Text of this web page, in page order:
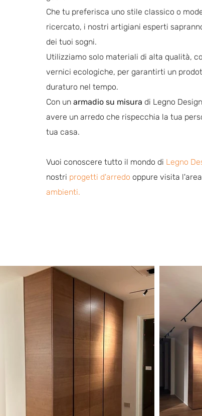
Che tu preferisca uno stile classico o
ricercato, i nostri artigiani esperti
dei tuoi sogni.
Utilizziamo solo materiali di alta qualità,
vernici ecologiche, per garantirti un
duraturo nel tempo.
Con unarmadio su misura di Legno
avere un arredo che rispecchia la tua
tua casa.
Vuoi conoscere tutto il mondo di Legno
nostri progetti d'arredo oppure visita
ambienti.